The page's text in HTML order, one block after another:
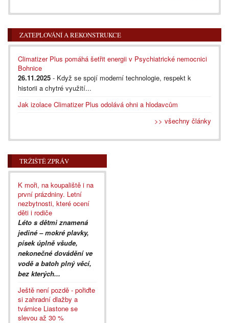
ZATEPLOVÁNÍ A REKONSTRUKCE
Climatizer Plus pomáhá šetřit energii v Psychiatrické nemocnici
Bohnice
26.11.2025 - Když se spojí moderní technologie, respekt k
historii a chytré využití...
Jak izolace Climatizer Plus odolává ohni a hlodavcům
>> všechny články
TRŽIŠTĚ ZPRÁV
K moři, na koupaliště i na
první prázdniny. Letní
nezbytnosti, které ocení
děti i rodiče
Léto s dětmi znamená
jediné – mokré plavky,
písek úplně všude,
nekonečné dovádění ve
vodě a batoh plný věcí,
bez kterých...
Ještě není pozdě - pořiďte
si zahradní dlažby a
tvárnice Liastone se
slevou až 30 %